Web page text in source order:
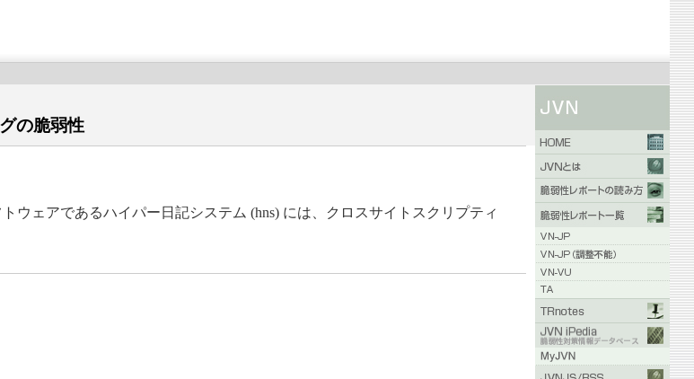
の脆弱性
ウェアであるハイパー日記システム (hns) には、クロスサイトスクリプティ